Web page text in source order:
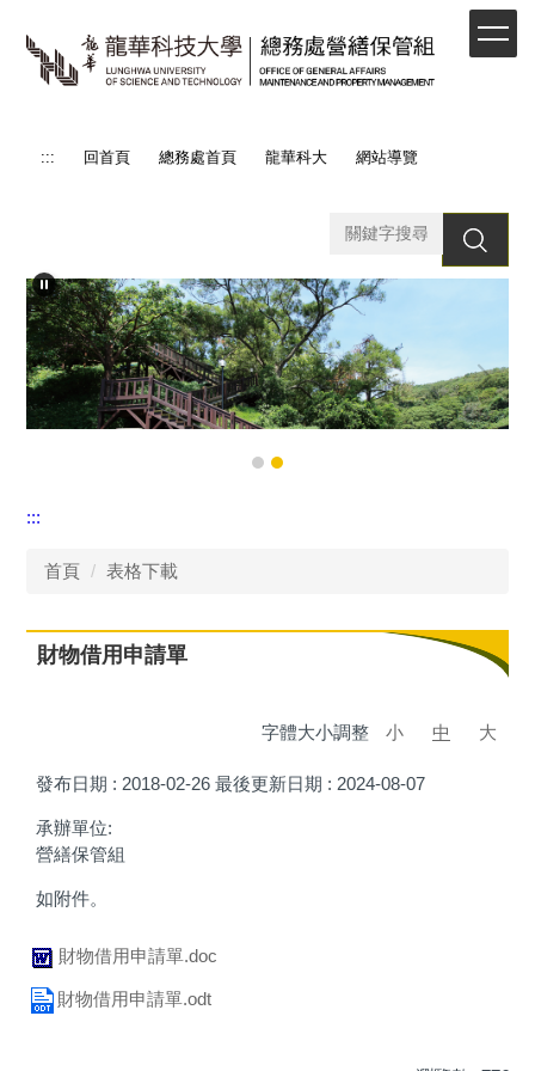
到
::: 回首頁 總務處首頁 龍華科大 網站導覽
搜 尋
:::
首頁 表格下載
財物借用申請單
字體大小調整 小 中 大
發布日期 : 2018-02-26 最後更新日期 : 2024-08-07
承辦單位:
營繕保管組
如附件。
財物借用申請單.doc
財物借用申請單.odt